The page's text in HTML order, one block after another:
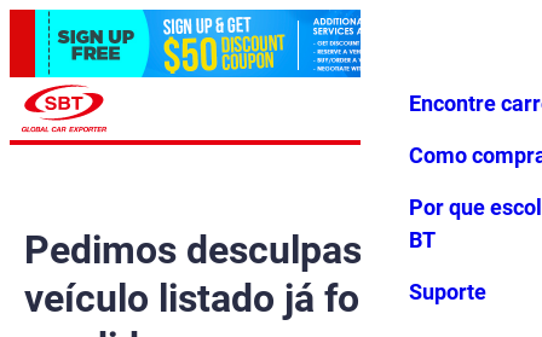
Favoritos Menu
Encontre
Como
Por que
BT
Suporte
Pedimos desculpas, mas o
veículo listado já foi